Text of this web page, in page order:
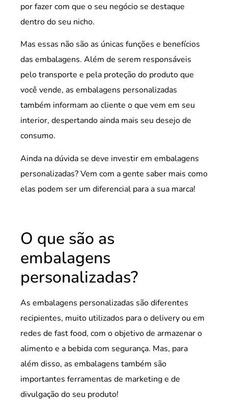
por fazer com que o seu negócio se destaque
dentro do seu nicho.
Mas essas não são as únicas funções e benefícios
das embalagens. Além de serem responsáveis
pelo transporte e pela proteção do produto que
você vende, as embalagens personalizadas
também informam ao cliente o que vem em seu
interior, despertando ainda mais seu desejo de
consumo.
Ainda na dúvida se deve investir em embalagens
personalizadas? Vem com a gente saber mais como
elas podem ser um diferencial para a sua marca!
O que são as
embalagens
personalizadas?
As embalagens personalizadas são diferentes
recipientes, muito utilizados para o delivery ou em
redes de fast food, com o objetivo de armazenar o
alimento e a bebida com segurança. Mas, para
além disso, as embalagens também são
importantes ferramentas de marketing e de
divulgação do seu produto!